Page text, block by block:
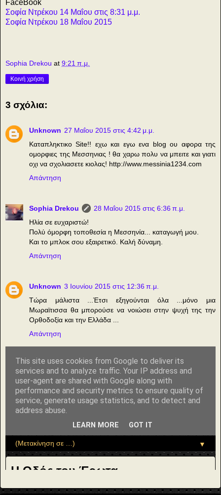
FaceBook
Σοφία Ντρέκου 14 Μαΐου στις 8:31 μ.μ.
Σοφία Ντρέκου 18 Μαΐου 2015
Sophia Drekou at 9:21 π.μ.
Κοινή χρήση
3 σχόλια:
Unknown 27 Μαΐου 2015 στις 4:42 μ.μ.
Καταπληκτικο Site!! εχω και εγω ενα blog ου αφορα της
ομορφιες της Μεσσηνιας ! θα χαρω πολυ να μπειτε και γιατι
οχι να σχολιασετε κιολας! http://www.messinia1234.com
Απάντηση
Sophia Drekou
28 Μαΐου 2015 στις 6:36 π.μ.
Ηλία σε ευχαριστώ!
Πολύ όμορφη τοποθεσία η Μεσσηνία... καταγωγή μου.
Και το μπλοκ σου εξαιρετικό. Καλή δύναμη.
Απάντηση
Unknown 3 Ιουνίου 2015 στις 12:36 π.μ.
Τώρα μάλιστα ...Έτσι εξηγούνται όλα ...μόνο μια
Μωραϊτισσα θα μπορούσε να νοιώσει στην ψυχή της την
Ορθοδοξία και την Ελλάδα ...
Απάντηση